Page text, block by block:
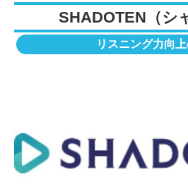
SHADOTEN（シ
リスニング力向